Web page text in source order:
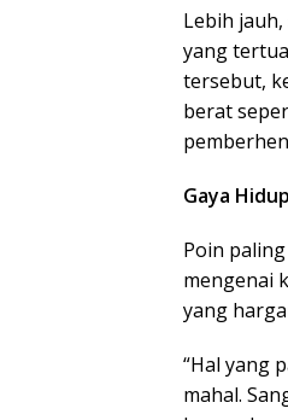
Lebih
yang
tersebut,
berat
Gaya
Poin
mengenai
yang
“Hal yang
mahal.